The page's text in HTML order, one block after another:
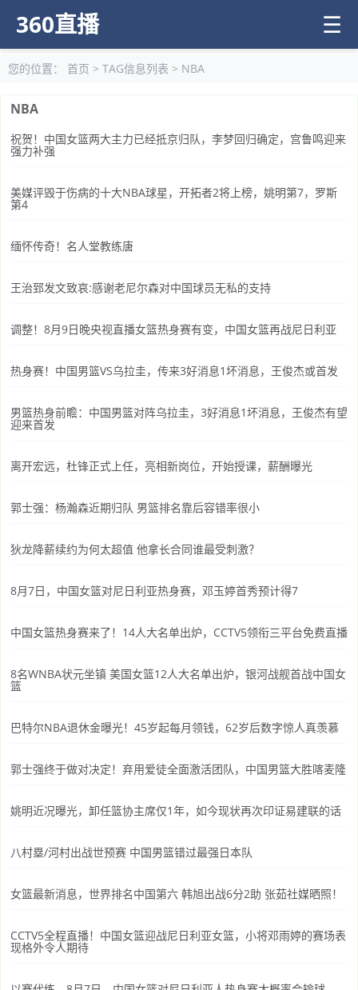
360直播 ☰
您的位置： 首页 > TAG信息列表 > NBA
NBA
祝贺！中国女篮两大主力已经抵京归队，李梦回归确定，宫鲁鸣迎来
强力补强
美媒评毁于伤病的十大NBA球星，开拓者2将上榜，姚明第7，罗斯
第4
缅怀传奇！名人堂教练唐
王治郅发文致哀:感谢老尼尔森对中国球员无私的支持
调整！8月9日晚央视直播女篮热身赛有变，中国女篮再战尼日利亚
热身赛！中国男篮VS乌拉圭，传来3好消息1坏消息，王俊杰或首发
男篮热身前瞻：中国男篮对阵乌拉圭，3好消息1坏消息，王俊杰有望
迎来首发
离开宏远，杜锋正式上任，亮相新岗位，开始授课，薪酬曝光
郭士强：杨瀚森近期归队 男篮排名靠后容错率很小
狄龙降薪续约为何太超值 他拿长合同谁最受刺激？
8月7日，中国女篮对尼日利亚热身赛，邓玉婷首秀预计得7
中国女篮热身赛来了！14人大名单出炉，CCTV5领衔三平台免费直播
8名WNBA状元坐镇 美国女篮12人大名单出炉，银河战舰首战中国女
篮
巴特尔NBA退休金曝光！45岁起每月领钱，62岁后数字惊人真羡慕
郭士强终于做对决定！弃用爱徒全面激活团队，中国男篮大胜喀麦隆
姚明近况曝光，卸任篮协主席仅1年，如今现状再次印证易建联的话
八村塁/河村出战世预赛 中国男篮错过最强日本队
女篮最新消息，世界排名中国第六 韩旭出战6分2助 张茹社媒晒照！
CCTV5全程直播！中国女篮迎战尼日利亚女篮，小将邓雨婷的赛场表
现格外令人期待